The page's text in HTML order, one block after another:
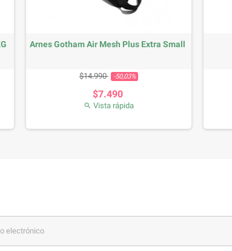
Arnes Gotham Air Mesh Plus Extra Small
Precio base
$14.990 -50,03% Precio
$7.490
 Vista rápida